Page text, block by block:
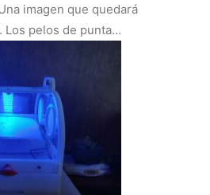
imagen que quedará
Los pelos de punta…